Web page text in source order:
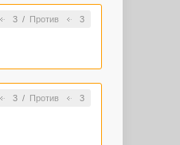
3/ Против 3
3/ Против 3